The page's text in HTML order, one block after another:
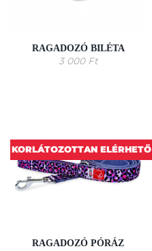
RAGADOZÓ BILÉTA
3 000 Ft
KORLÁTOZOTTAN ELÉRHETŐ
RAGADOZÓ PÓRÁZ